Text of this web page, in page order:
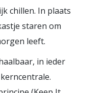
chillen. In plaats
staren om
leeft.
in ieder